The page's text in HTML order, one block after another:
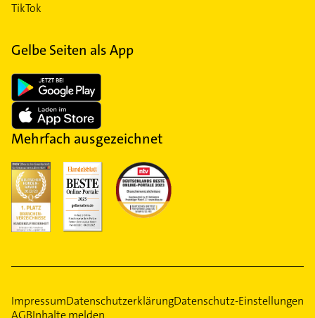
TikTok
Gelbe Seiten als App
Mehrfach ausgezeichnet
ImpressumDatenschutzerklärungDatenschutz-Einstellungen